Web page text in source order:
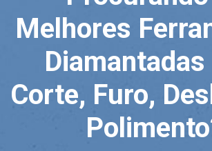
Melhores
Diamantadas
Corte, Furo,